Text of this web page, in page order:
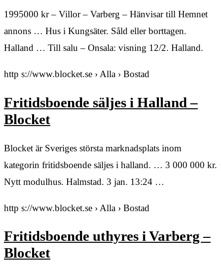
1995000 kr – Villor – Varberg – Hänvisar till Hemnet
annons … Hus i Kungsäter. Såld eller borttagen.
Halland … Till salu – Onsala: visning 12/2. Halland.
http s://www.blocket.se › Alla › Bostad
Fritidsboende säljes i Halland –
Blocket
Blocket är Sveriges största marknadsplats inom
kategorin fritidsboende säljes i halland. … 3 000 000 kr.
Nytt modulhus. Halmstad. 3 jan. 13:24 …
http s://www.blocket.se › Alla › Bostad
Fritidsboende uthyres i Varberg –
Blocket